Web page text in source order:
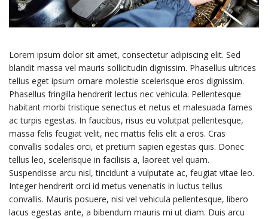
Lorem ipsum dolor sit amet, consectetur adipiscing elit. Sed
blandit massa vel mauris sollicitudin dignissim. Phasellus ultrices
tellus eget ipsum ornare molestie scelerisque eros dignissim.
Phasellus fringilla hendrerit lectus nec vehicula. Pellentesque
habitant morbi tristique senectus et netus et malesuada fames
ac turpis egestas. In faucibus, risus eu volutpat pellentesque,
massa felis feugiat velit, nec mattis felis elit a eros. Cras
convallis sodales orci, et pretium sapien egestas quis. Donec
tellus leo, scelerisque in facilisis a, laoreet vel quam.
Suspendisse arcu nisl, tincidunt a vulputate ac, feugiat vitae leo.
Integer hendrerit orci id metus venenatis in luctus tellus
convallis. Mauris posuere, nisi vel vehicula pellentesque, libero
lacus egestas ante, a bibendum mauris mi ut diam. Duis arcu